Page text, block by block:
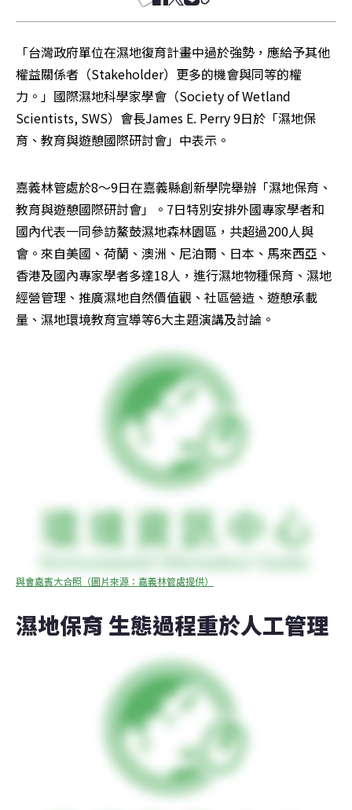
「台灣政府單位在濕地復育計畫中過於強勢，應給予其他
權益關係者（Stakeholder）更多的機會與同等的權
力。」國際濕地科學家學會（Society of Wetland
Scientists, SWS）會長James E. Perry 9日於「濕地保
育、教育與遊憩國際研討會」中表示。
嘉義林管處於8～9日在嘉義縣創新學院舉辦「濕地保育、
教育與遊憩國際研討會」。7日特別安排外國專家學者和
國內代表一同參訪鰲鼓濕地森林園區，共超過200人與
會。來自美國、荷蘭、澳洲、尼泊爾、日本、馬來西亞、
香港及國內專家學者多達18人，進行濕地物種保育、濕地
經營管理、推廣濕地自然價值觀、社區營造、遊憩承載
量、濕地環境教育宣導等6大主題演講及討論。
與會嘉賓大合照（圖片來源：嘉義林管處提供）
濕地保育 生態過程重於人工管理